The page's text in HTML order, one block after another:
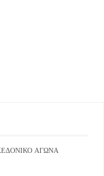
ΑΓΩΝΑ